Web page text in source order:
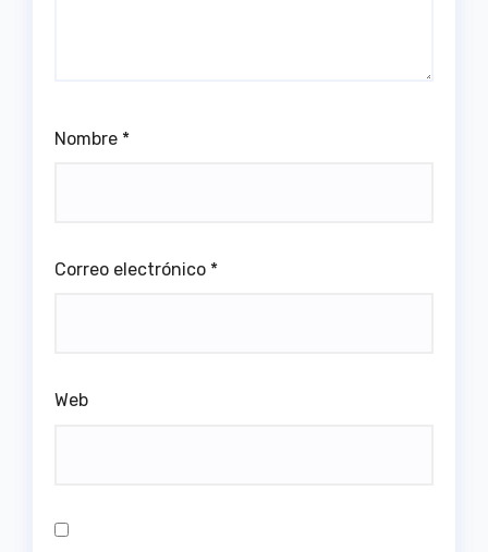
Nombre *
Correo electrónico *
Web